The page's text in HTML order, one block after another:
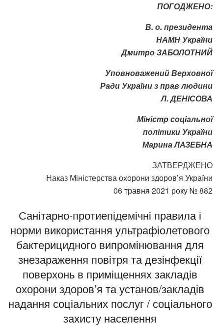
ПОГОДЖЕНО:
В. о. президента
НАМН України
Дмитро ЗАБОЛОТНИЙ
Уповноважений Верховної
Ради України з прав людини
Л. ДЕНІСОВА
Міністр соціальної
політики України
Марина ЛАЗЕБНА
ЗАТВЕРДЖЕНО
Наказ Міністерства охорони здоров’я України
06 травня 2021 року № 882
Санітарно-протиепідемічні правила і
норми використання ультрафіолетового
бактерицидного випромінювання для
знезараження повітря та дезінфекції
поверхонь в приміщеннях закладів
охорони здоров’я та установ/закладів
надання соціальних послуг / соціального
захисту населення